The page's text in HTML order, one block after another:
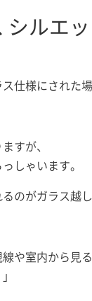
シルエ
仕様にされた
すが、
しゃいます。
のがガラス越
や室内から見